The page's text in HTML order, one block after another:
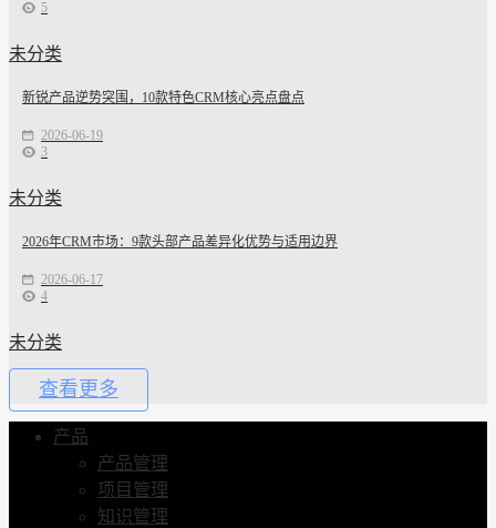
5
未分类
新锐产品逆势突围，10款特色CRM核心亮点盘点
2026-06-19
3
未分类
2026年CRM市场：9款头部产品差异化优势与适用边界
2026-06-17
4
未分类
查看更多
产品
产品管理
项目管理
知识管理